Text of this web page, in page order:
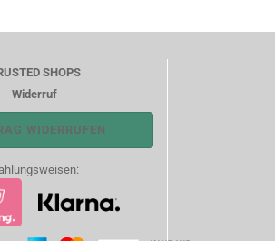
SHOPS
Widerruf
WIDERRUFEN